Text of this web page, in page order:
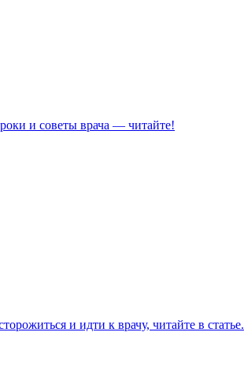
и советы врача — читайте!
и идти к врачу, читайте в статье.